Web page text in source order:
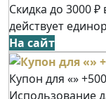
Скидка до 3000
действует
На сайт
Купон для «»
Использование